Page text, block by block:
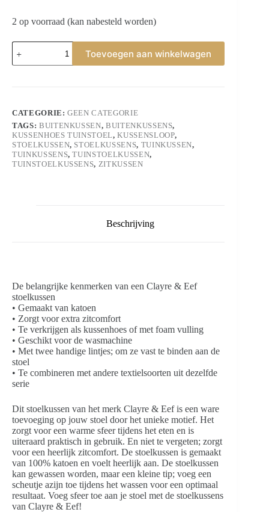
2 op voorraad (kan nabesteld worden)
Stoelkussen
Foam
40x40x4
aantal
Toevoegen aan winkelwagen
CATEGORIE:GEEN CATEGORIE
TAGS: BUITENKUSSEN,BUITENKUSSENS,
KUSSENHOES TUINSTOEL,KUSSENSLOOP,
STOELKUSSEN, STOELKUSSENS, TUINKUSSEN,
TUINKUSSENS,TUINSTOELKUSSEN,
TUINSTOELKUSSENS, ZITKUSSEN
Beschrijving
De belangrijke kenmerken van een Clayre & Eef
stoelkussen
• Gemaakt van katoen
• Zorgt voor extra zitcomfort
• Te verkrijgen als kussenhoes of met foam vulling
• Geschikt voor de wasmachine
• Met twee handige lintjes; om ze vast te binden aan de
stoel
• Te combineren met andere textielsoorten uit dezelfde
serie
Dit stoelkussen van het merk Clayre & Eef is een ware
toevoeging op jouw stoel door het unieke motief. Het
zorgt voor een warme sfeer tijdens het eten en is
uiteraard praktisch in gebruik. En niet te vergeten; zorgt
voor een heerlijk zitcomfort. De stoelkussen is gemaakt
van 100% katoen en voelt heerlijk aan. De stoelkussen
kan gewassen worden, maar een kleine tip; voeg een
scheutje azijn toe tijdens het wassen voor een optimaal
resultaat. Voeg sfeer toe aan je stoel met de stoelkussens
van Clayre & Eef!